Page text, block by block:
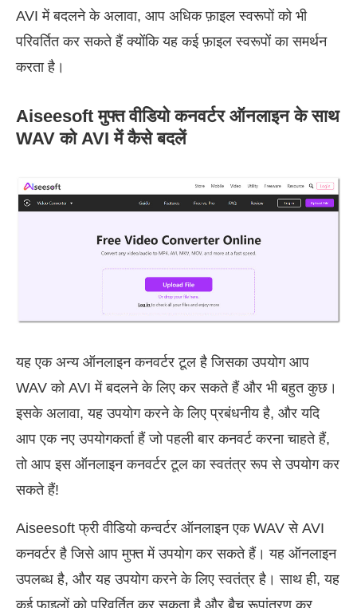
AVI में बदलने के अलावा, आप अधिक फ़ाइल स्वरूपों को भी
परिवर्तित कर सकते हैं क्योंकि यह कई फ़ाइल स्वरूपों का समर्थन
करता है।
Aiseesoft मुफ्त वीडियो कनवर्टर ऑनलाइन के साथ
WAV को AVI में कैसे बदलें
यह एक अन्य ऑनलाइन कनवर्टर टूल है जिसका उपयोग आप
WAV को AVI में बदलने के लिए कर सकते हैं और भी बहुत कुछ।
इसके अलावा, यह उपयोग करने के लिए प्रबंधनीय है, और यदि
आप एक नए उपयोगकर्ता हैं जो पहली बार कनवर्ट करना चाहते हैं,
तो आप इस ऑनलाइन कनवर्टर टूल का स्वतंत्र रूप से उपयोग कर
सकते हैं!
Aiseesoft फ्री वीडियो कन्वर्टर ऑनलाइन एक WAV से AVI
कनवर्टर है जिसे आप मुफ्त में उपयोग कर सकते हैं। यह ऑनलाइन
उपलब्ध है, और यह उपयोग करने के लिए स्वतंत्र है। साथ ही, यह